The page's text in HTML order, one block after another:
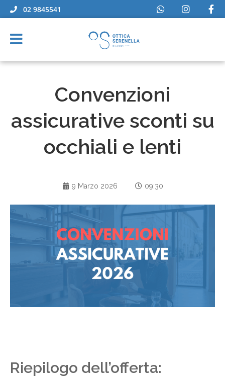
02 9845541
Convenzioni
assicurative sconti su
occhiali e lenti
9 Marzo 2026 09:30
Riepilogo dell’offerta: